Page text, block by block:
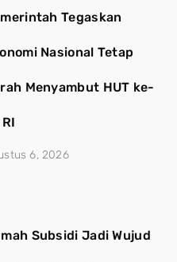
Tegaskan
Nasional Tetap
Menyambut HUT ke-
6, 2026
Subsidi Jadi Wujud